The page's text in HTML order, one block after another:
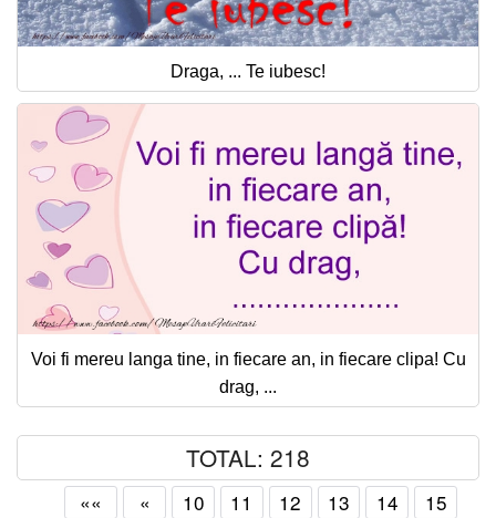
Draga, ... Te iubesc!
Voi fi mereu langa tine, in fiecare an, in fiecare clipa! Cu
drag, ...
TOTAL: 218
«« « 10 11 12 13 14
15